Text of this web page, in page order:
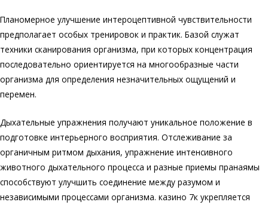
Планомерное улучшение интероцептивной чувствительности
предполагает особых тренировок и практик. Базой служат
техники сканирования организма, при которых концентрация
последовательно ориентируется на многообразные части
организма для определения незначительных ощущений и
перемен.
Дыхательные упражнения получают уникальное положение в
подготовке интерьерного восприятия. Отслеживание за
органичным ритмом дыхания, упражнение интенсивного
животного дыхательного процесса и разные приемы пранаямы
способствуют улучшить соединение между разумом и
независимыми процессами организма. казино 7к укрепляется